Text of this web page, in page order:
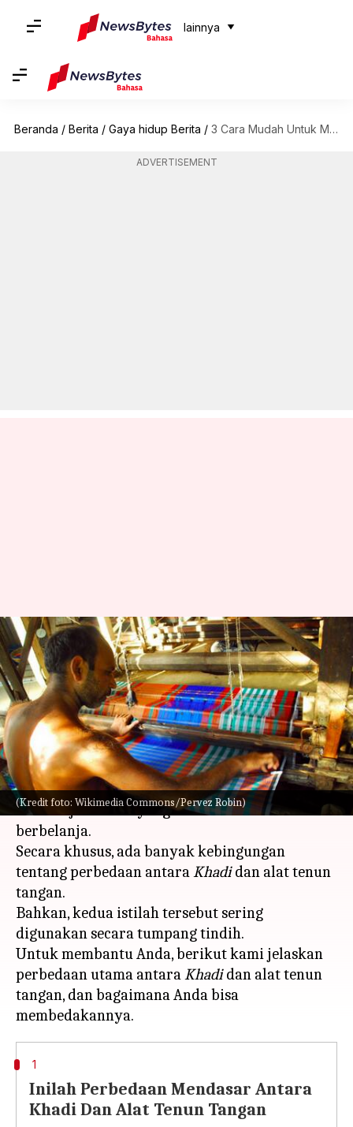
lainnya
Beranda / Berita / Gaya hidup Berita / 3 Cara Mudah Untuk Membedakan Antara Khadi Dan Alat Tenun Tangan
ADVERTISEMENT
(Kredit foto: Wikimedia Commons/Pervez Robin)
3 Cara Mudah Untuk
Membedakan Antara Khadi
Dan Alat Tenun Tangan
menulis Handoko May 16, 2023 12:20 pm
Apa ceritanya
Banyak orang yang pada akhirnya salah
menilai jenis kain yang mereka beli saat
berbelanja.
Secara khusus, ada banyak kebingungan
tentang perbedaan antaraKhadidan alat tenun
tangan.
Bahkan, kedua istilah tersebut sering
digunakan secara tumpang tindih.
Untuk membantu Anda, berikut kami jelaskan
perbedaan utama antaraKhadidan alat tenun
tangan, dan bagaimana Anda bisa
1
Inilah Perbedaan Mendasar Antara
Khadi Dan Alat Tenun Tangan